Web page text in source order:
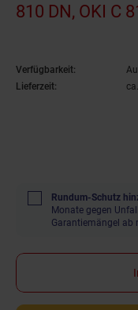
810 DN, OKI C
Verfügbarkeit:
Lieferzeit:
Rundum-Schutz
Monate gegen
Garantiemängel ab